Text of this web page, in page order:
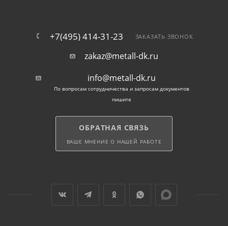
+7(495) 414-31-23 ЗАКАЗАТЬ ЗВОНОК
zakaz@metall-dk.ru
info@metall-dk.ru
По вопросам сотрудничества и запросам документов
пишите
ОБРАТНАЯ СВЯЗЬ
ВАШЕ МНЕНИЕ О НАШЕЙ РАБОТЕ